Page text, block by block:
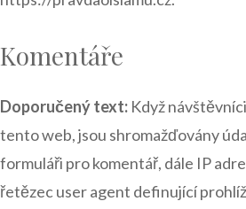
Komentáře
Doporučený text: Když
tento web, jsou shromažďovány
formuláři pro komentář, dále IP
řetězec user agent definující